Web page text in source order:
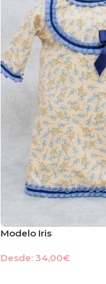
Modelo Iris
Desde: 34,00€